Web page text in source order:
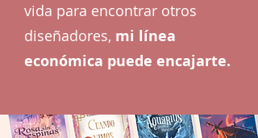
vida para encontrar otros
diseñadores, mi línea
económica puede encajarte.